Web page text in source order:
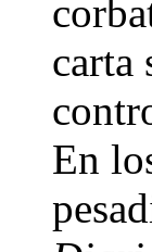
carta
En